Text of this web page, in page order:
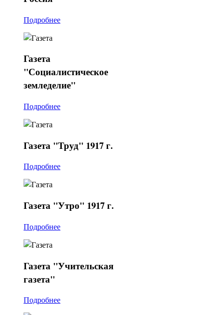
Подробнее
Газета
"Социалистическое
земледелие"
Подробнее
Газета "Труд" 1917 г.
Подробнее
Газета "Утро" 1917 г.
Подробнее
Газета "Учительская
газета"
Подробнее